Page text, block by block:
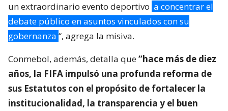
un extraordinario evento deportivo a concentrar el
debate público en asuntos vinculados con su
gobernanza “, agrega la misiva.
Conmebol, además, detalla que“hace más de diez
años, la FIFA impulsó una profunda reforma de
sus Estatutos con el propósito de fortalecer la
institucionalidad, la transparencia y el buen